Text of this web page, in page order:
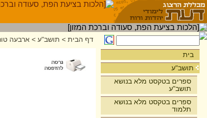
בית
תושב"ע
ספרים בטקסט מלא בנושא
תושב"ע
ספרים בטקסט מלא בנושא
תלמוד
דף הבית > תושב"ע > ארבעה